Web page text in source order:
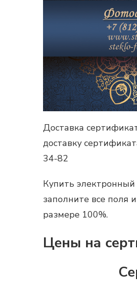
Доставка
доставку
34-82
Купить электронный
заполните все поля
размере 100%.
Цены на